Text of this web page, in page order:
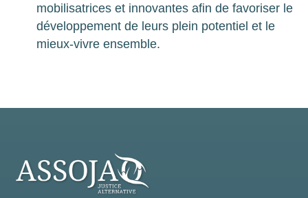
mobilisatrices et innovantes afin de favoriser le
développement de leurs plein potentiel et le
mieux-vivre ensemble.